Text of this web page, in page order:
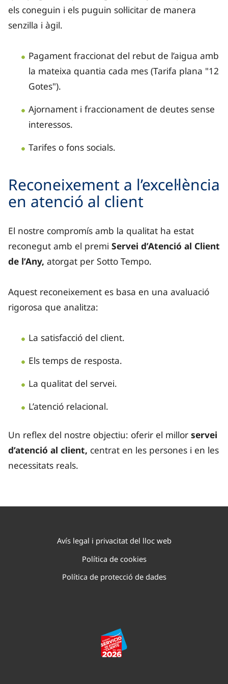
els coneguin i els puguin sol·licitar de manera
senzilla i àgil.
Pagament fraccionat del rebut de l’aigua amb
la mateixa quantia cada mes (Tarifa plana "12
Gotes").
Ajornament i fraccionament de deutes sense
interessos.
Tarifes o fons socials.
Reconeixement a l’excel·lència
en atenció al client
El nostre compromís amb la qualitat ha estat
reconegut amb el premi Servei d’Atenció al Client
de l’Any, atorgat per Sotto Tempo.
Aquest reconeixement es basa en una avaluació
rigorosa que analitza:
La satisfacció del client.
Els temps de resposta.
La qualitat del servei.
L’atenció relacional.
Un reflex del nostre objectiu: oferir el millor servei
d’atenció al client, centrat en les persones i en les
necessitats reals.
Avís legal i privacitat del lloc web
Política de cookies
Política de protecció de dades